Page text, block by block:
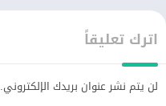
اترك تعليقاً
لن يتم نشر عنوان بريدك الإلكتروني.